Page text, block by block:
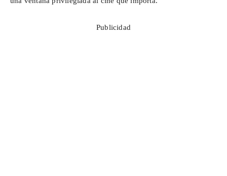
Publicidad